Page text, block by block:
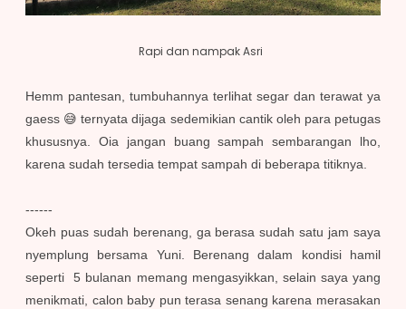
Rapi dan nampak Asri
Hemm pantesan, tumbuhannya terlihat segar dan terawat ya
gaess 😅 ternyata dijaga sedemikian cantik oleh para petugas
khususnya. Oia jangan buang sampah sembarangan lho,
karena sudah tersedia tempat sampah di beberapa titiknya.
------
Okeh puas sudah berenang, ga berasa sudah satu jam saya
nyemplung bersama Yuni. Berenang dalam kondisi hamil
seperti 5 bulanan memang mengasyikkan, selain saya yang
menikmati, calon baby pun terasa senang karena merasakan